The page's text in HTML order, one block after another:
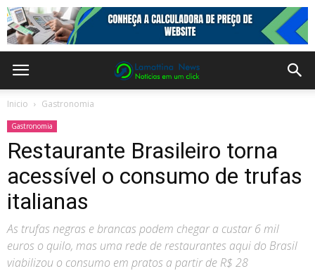
Inicio Gastronomia
Gastronomia
Restaurante Brasileiro torna
acessível o consumo de trufas
italianas
As trufas negras e brancas podem chegar a custar 6 mil
euros o quilo, mas uma rede de restaurantes aqui do Brasil
viabilizou o consumo em pratos a partir de R$ 28